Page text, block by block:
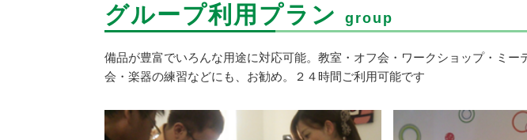
グループ利用プラン group
備品が豊富でいろんな用途に対応可能。教室・オフ会・ワークショップ・ミ
会・楽器の練習などにも、お勧め。２４時間ご利用可能です